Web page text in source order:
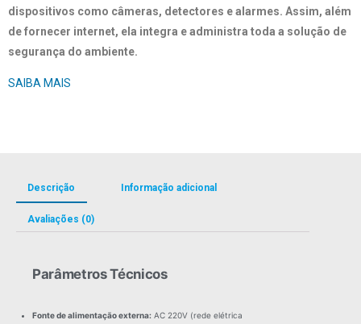
dispositivos como câmeras, detectores e alarmes. Assim, além
de fornecer internet, ela integra e administra toda a solução de
segurança do ambiente.
SAIBA MAIS
Descrição Informação adicional
Avaliações (0)
Parâmetros Técnicos
Fonte de alimentação externa: AC 220V (rede elétrica